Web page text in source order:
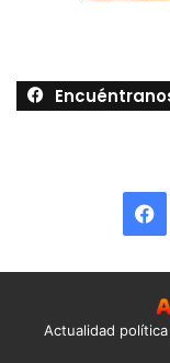
Actualidad